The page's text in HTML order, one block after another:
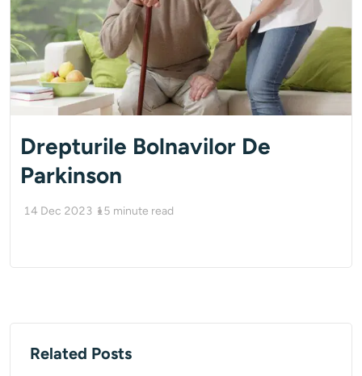
Drepturile Bolnavilor De
Parkinson
14 Dec 2023 15 minute read
Related Posts